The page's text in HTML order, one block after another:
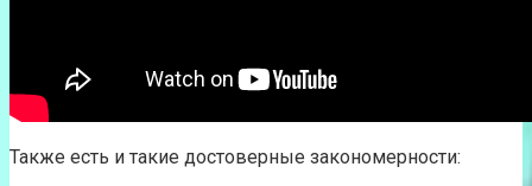
Также есть и такие достоверные закономерности: